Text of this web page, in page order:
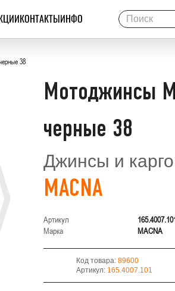
КОНТАКТЫИНФО
38
Мотоджинсы
черные 38
Джинсы и карго
MACNA
Артикул
Марка
MACNA
Код товара: 89600
Артикул: 165.4007.101